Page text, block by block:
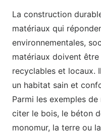
La construction
matériaux qui
environnementales,
matériaux doivent
recyclables et locaux.
un habitat sain et
Parmi les exemples
citer le bois, le béton
monomur, la terre ou